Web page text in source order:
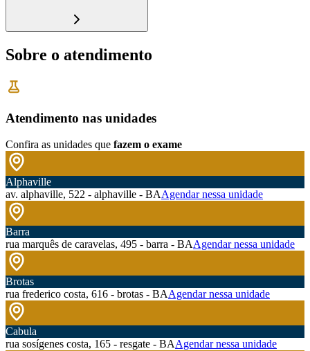
Sobre o atendimento
Atendimento nas unidades
Confira as unidades que fazem o exame
Alphaville
av. alphaville, 522 - alphaville - BAAgendar nessa unidade
Barra
rua marquês de caravelas, 495 - barra - BAAgendar nessa unidade
Brotas
rua frederico costa, 616 - brotas - BAAgendar nessa unidade
Cabula
rua sosígenes costa, 165 - resgate - BAAgendar nessa unidade